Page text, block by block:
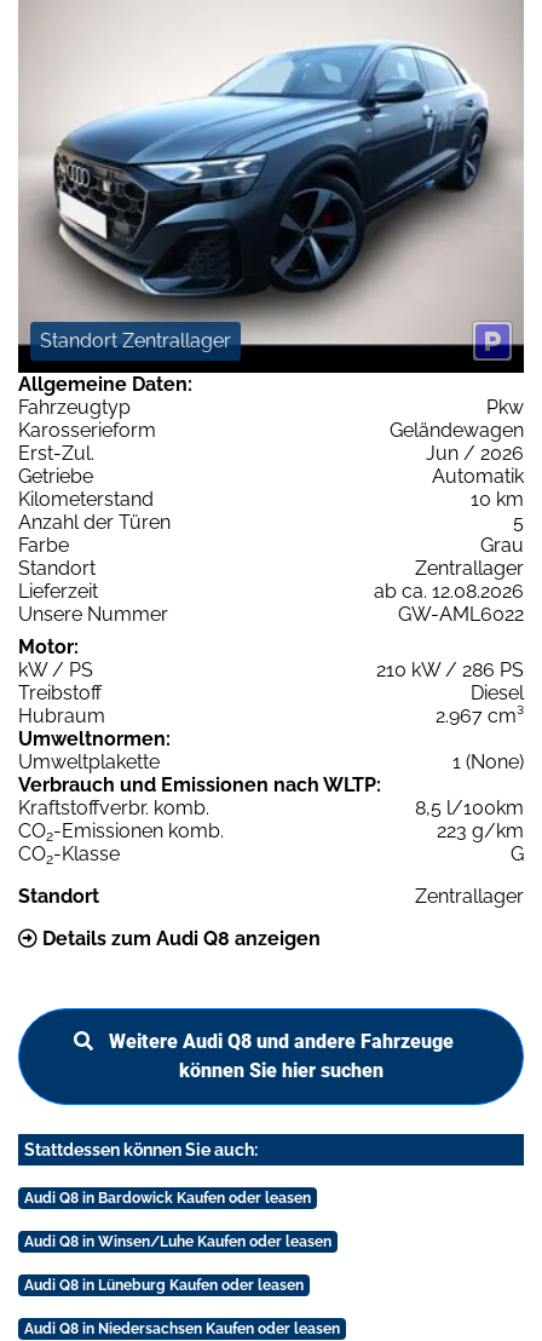
Standort Zentrallager
Allgemeine Daten:
Fahrzeugtyp
Pkw
Karosserieform
Geländewagen
Erst-Zul.
Jun / 2026
Getriebe
Automatik
Kilometerstand
10 km
Anzahl der Türen
5
Farbe
Grau
Standort
Zentrallager
Lieferzeit
ab ca. 12.08.2026
Unsere Nummer
GW-AML6022
Motor:
kW / PS
210 kW / 286 PS
Treibstoff
Diesel
Hubraum
2.967 cm³
Umweltnormen:
Umweltplakette
1 (None)
Verbrauch und Emissionen nach WLTP:
Kraftstoffverbr. komb.
8,5 l/100km
CO2-Emissionen komb.
223 g/km
CO2-Klasse
G
Standort
Zentrallager
Details zum Audi Q8 anzeigen
Weitere Audi Q8 und andere Fahrzeuge
können Sie hier suchen
Stattdessen können Sie auch:
Audi Q8 in Bardowick Kaufen oder leasen
Audi Q8 in Winsen/Luhe Kaufen oder leasen
Audi Q8 in Lüneburg Kaufen oder leasen
Audi Q8 in Niedersachsen Kaufen oder leasen